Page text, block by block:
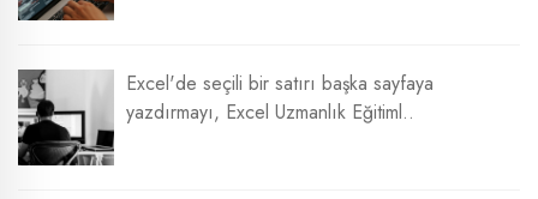
Excel'de seçili bir satırı başka sayfaya
yazdırmayı, Excel Uzmanlık Eğitiml..